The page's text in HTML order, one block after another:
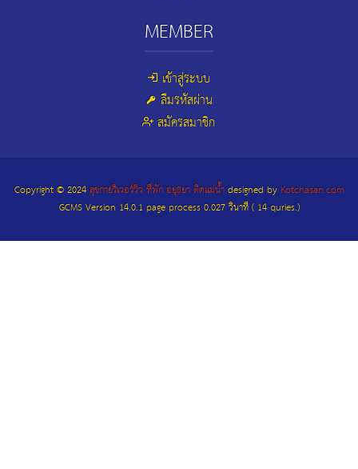
MEMBER
เข้าสู่ระบบ
ลืมรหัสผ่าน
สมัครสมาชิก
Copyright © 2024สุขกายริเวอร์วิว ที่พัก อยุธยา ติดแม่น้ำdesigned byKotchasan.com
GCMS Version 14.0.1 page process0.027วินาที ( 14quries.)